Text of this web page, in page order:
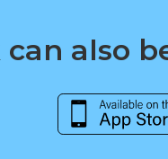
can also